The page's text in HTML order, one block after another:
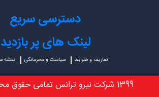
دسترسی سریع
لینک های پر بازدید
تعاریف و ضوابط سیاست و محرمانگی نقشه
1399 شرکت نیرو ترانس تمامی حقوق محفوظ است ©